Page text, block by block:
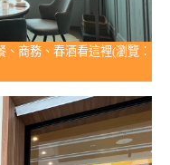
商務、春酒看這裡(瀏覽：